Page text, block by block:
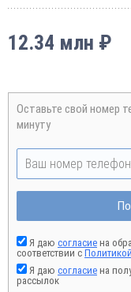
12.34 млн ₽
Оставьте свой номер
минуту
Я даю согласие на
соответствии с
Я даю согласие на
рассылок